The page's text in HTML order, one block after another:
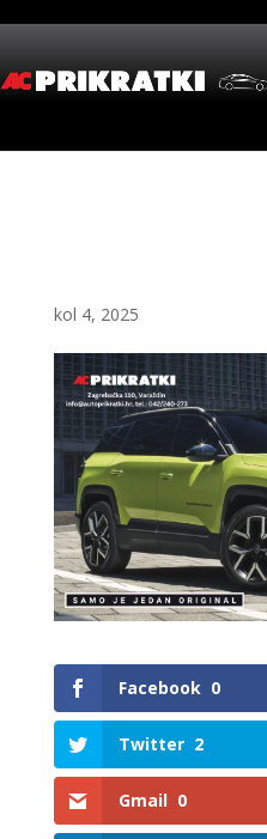
kol 4, 2025
Facebook 0
Twitter 2
Gmail 0